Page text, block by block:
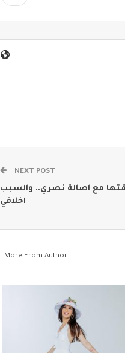
NEXT POST
مع اصالة نصري.. والسبب
اخلاقي
More From Author